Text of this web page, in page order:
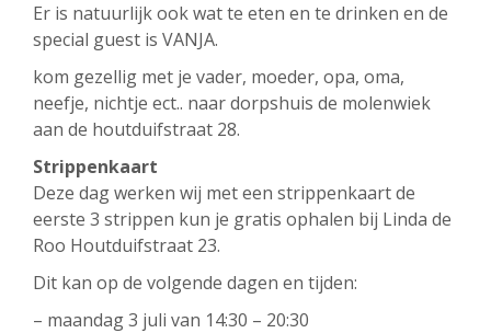
Er is natuurlijk ook wat te eten en te drinken en de
special guest is VANJA.
kom gezellig met je vader, moeder, opa, oma,
neefje, nichtje ect.. naar dorpshuis de molenwiek
aan de houtduifstraat 28.
Strippenkaart
Deze dag werken wij met een strippenkaart de
eerste 3 strippen kun je gratis ophalen bij Linda de
Roo Houtduifstraat 23.
Dit kan op de volgende dagen en tijden:
– maandag 3 juli van 14:30 – 20:30